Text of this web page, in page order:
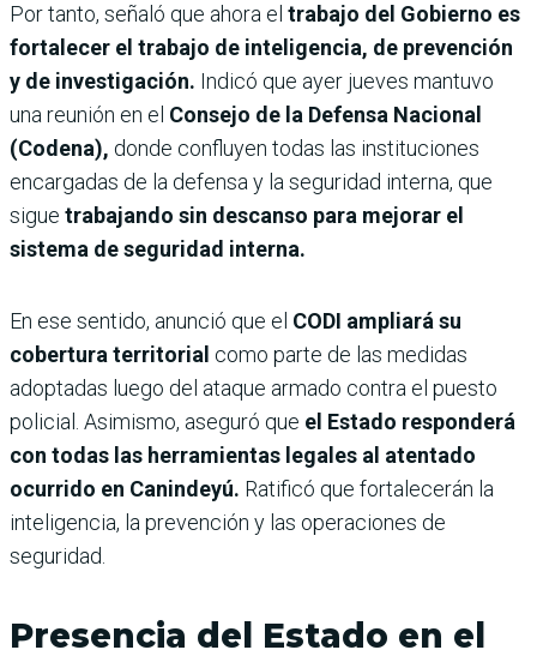
Por tanto, señaló que ahora el trabajo del Gobierno es
fortalecer el trabajo de inteligencia, de prevención
y de investigación. Indicó que ayer jueves mantuvo
una reunión en el Consejo de la Defensa Nacional
(Codena), donde confluyen todas las instituciones
encargadas de la defensa y la seguridad interna, que
sigue trabajando sin descanso para mejorar el
sistema de seguridad interna.
En ese sentido, anunció que el CODI ampliará su
cobertura territorial como parte de las medidas
adoptadas luego del ataque armado contra el puesto
policial. Asimismo, aseguró que el Estado responderá
con todas las herramientas legales al atentado
ocurrido en Canindeyú. Ratificó que fortalecerán la
inteligencia, la prevención y las operaciones de
seguridad.
Presencia del Estado en el